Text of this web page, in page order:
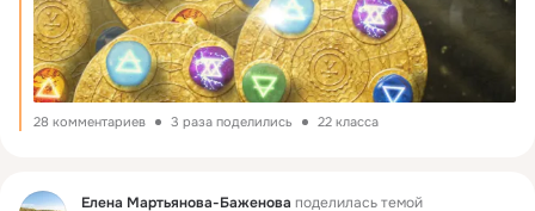
28 комментариев 3 раза поделились 22 класса
Фид Елена Мартьянова-Баженова поделилась темой